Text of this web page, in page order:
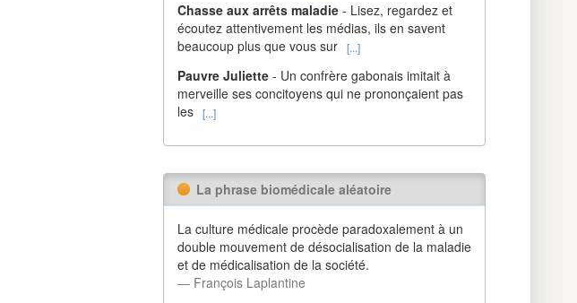
Chasse aux arrêts maladie - Lisez, regardez et
écoutez attentivement les médias, ils en savent
beaucoup plus que vous sur [...]
Pauvre Juliette - Un confrère gabonais imitait à
merveille ses concitoyens qui ne prononçaient pas
les [...]
La phrase biomédicale aléatoire
La culture médicale procède paradoxalement à un
double mouvement de désocialisation de la maladie
et de médicalisation de la société.
― François Laplantine